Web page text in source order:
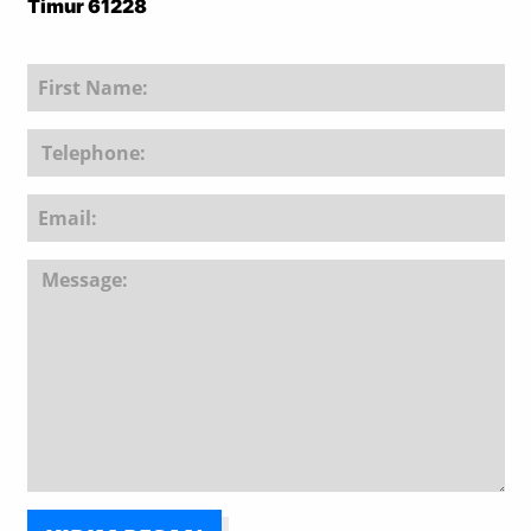
Timur 61228